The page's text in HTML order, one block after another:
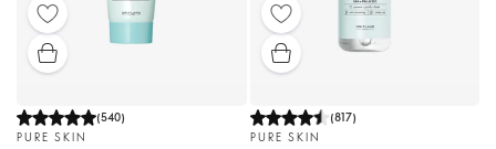
(540)
PURE SKIN
(817)
PURE SKIN